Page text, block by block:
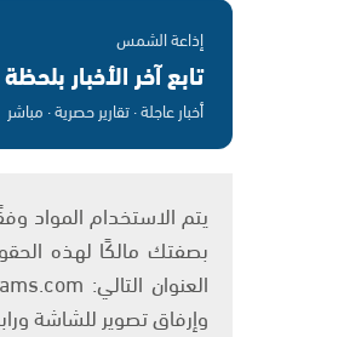
إذاعة الشمس
تابع آخر الأخبار
أخبار عاجلة · تقارير حصرية · مباشر
بصفتك مالكًا لهذه
وإرفاق تصوير للشاشة